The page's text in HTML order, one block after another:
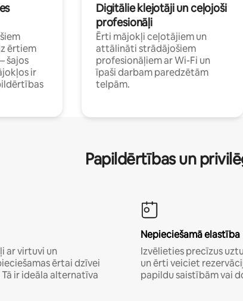
ērtiem
šajos
ir
Digitālie klejotāji un ceļojoši
profesionāļi
Ērti mājokļi ceļotājiem un
attālināti strādājošiem
profesionāļiem ar Wi-Fi un
īpaši darbam paredzētām
telpām.
Papildērtības un
ar virtuvi un
ērtai dzīvei
ir ideāla alternatīva
Nepieciešamā elastība
Izvēlieties precīzus
un ērti veiciet
papildu saistībām vai